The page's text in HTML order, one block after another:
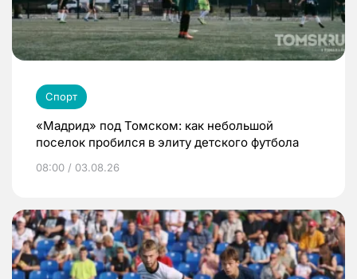
Спорт
«Мадрид» под Томском: как небольшой
поселок пробился в элиту детского футбола
08:00 / 03.08.26